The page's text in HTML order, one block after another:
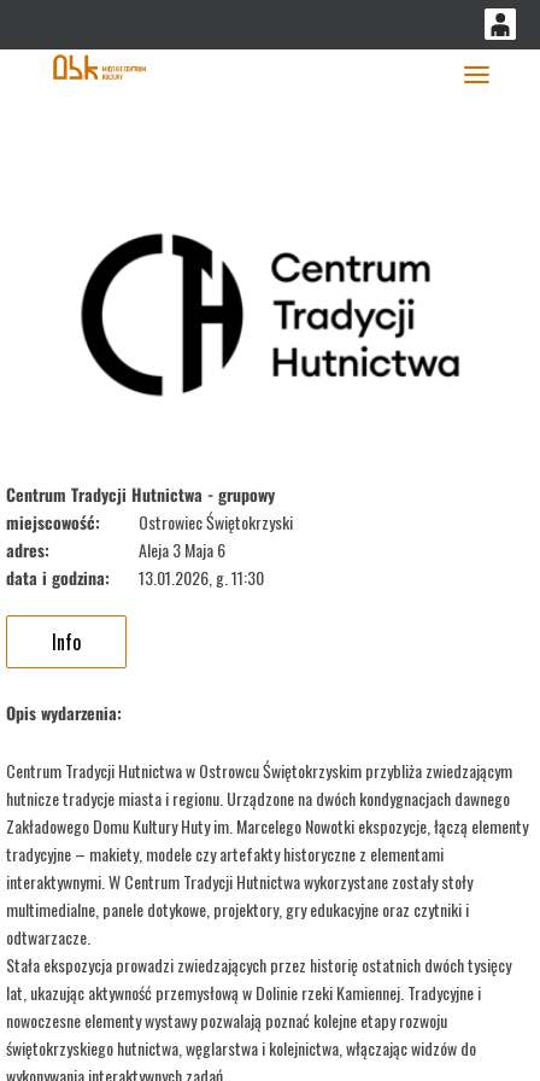
Centrum Tradycji Hutnictwa - grupowy
miejscowość:
Ostrowiec Świętokrzyski
adres:
Aleja 3 Maja 6
data i godzina:
13.01.2026, g. 11:30
Info
Opis wydarzenia:
Centrum Tradycji Hutnictwa w Ostrowcu Świętokrzyskim przybliża zwiedzającym
hutnicze tradycje miasta i regionu. Urządzone na dwóch kondygnacjach dawnego
Zakładowego Domu Kultury Huty im. Marcelego Nowotki ekspozycje, łączą elementy
tradycyjne – makiety, modele czy artefakty historyczne z elementami
interaktywnymi. W Centrum Tradycji Hutnictwa wykorzystane zostały stoły
multimedialne, panele dotykowe, projektory, gry edukacyjne oraz czytniki i
odtwarzacze.
Stała ekspozycja prowadzi zwiedzających przez historię ostatnich dwóch tysięcy
lat, ukazując aktywność przemysłową w Dolinie rzeki Kamiennej. Tradycyjne i
nowoczesne elementy wystawy pozwalają poznać kolejne etapy rozwoju
świętokrzyskiego hutnictwa, węglarstwa i kolejnictwa, włączając widzów do
wykonywania interaktywnych zadań.